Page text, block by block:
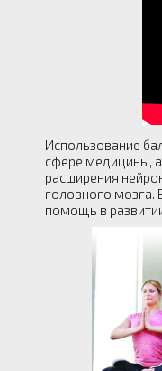
Использование
сфере медицины,
расширения
головного мозга.
помощь в